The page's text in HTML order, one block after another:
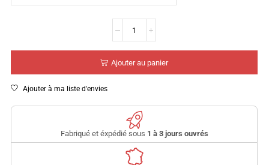
Ajouter au panier
Ajouter à ma liste d'envies
Fabriqué et éxpédié sous 1 à 3 jours ouvrés